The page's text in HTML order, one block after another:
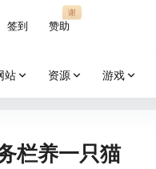
签到 赞助
谢
站 资源 游戏
栏养一只猫